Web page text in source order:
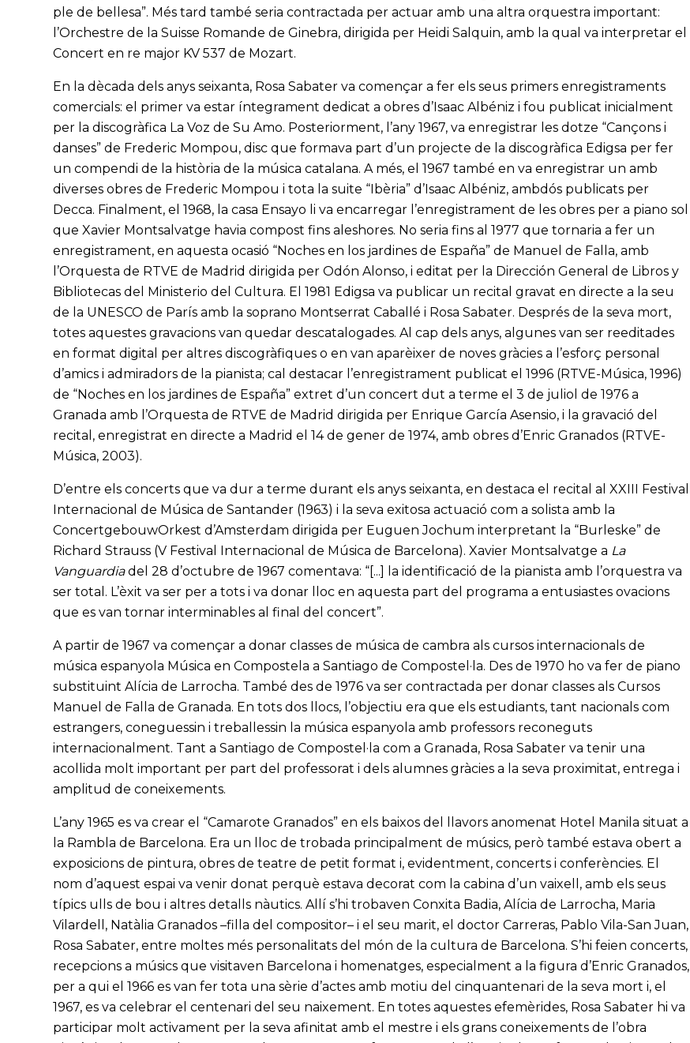
ple de bellesa”. Més tard també seria contractada per actuar amb una altra orquestra important:
l’Orchestre de la Suisse Romande de Ginebra, dirigida per Heidi Salquin, amb la qual va interpretar el
Concert en re major KV 537 de Mozart.
En la dècada dels anys seixanta, Rosa Sabater va començar a fer els seus primers enregistraments
comercials: el primer va estar íntegrament dedicat a obres d’Isaac Albéniz i fou publicat inicialment
per la discogràfica La Voz de Su Amo. Posteriorment, l’any 1967, va enregistrar les dotze “Cançons i
danses” de Frederic Mompou, disc que formava part d’un projecte de la discogràfica Edigsa per fer
un compendi de la història de la música catalana. A més, el 1967 també en va enregistrar un amb
diverses obres de Frederic Mompou i tota la suite “Ibèria” d’Isaac Albéniz, ambdós publicats per
Decca. Finalment, el 1968, la casa Ensayo li va encarregar l’enregistrament de les obres per a piano sol
que Xavier Montsalvatge havia compost fins aleshores. No seria fins al 1977 que tornaria a fer un
enregistrament, en aquesta ocasió “Noches en los jardines de España” de Manuel de Falla, amb
l’Orquesta de RTVE de Madrid dirigida per Odón Alonso, i editat per la Dirección General de Libros y
Bibliotecas del Ministerio del Cultura. El 1981 Edigsa va publicar un recital gravat en directe a la seu
de la UNESCO de París amb la soprano Montserrat Caballé i Rosa Sabater. Després de la seva mort,
totes aquestes gravacions van quedar descatalogades. Al cap dels anys, algunes van ser reeditades
en format digital per altres discogràfiques o en van aparèixer de noves gràcies a l’esforç personal
d’amics i admiradors de la pianista; cal destacar l’enregistrament publicat el 1996 (RTVE-Música, 1996)
de “Noches en los jardines de España” extret d’un concert dut a terme el 3 de juliol de 1976 a
Granada amb l’Orquesta de RTVE de Madrid dirigida per Enrique García Asensio, i la gravació del
recital, enregistrat en directe a Madrid el 14 de gener de 1974, amb obres d’Enric Granados (RTVE-
Música, 2003).
D’entre els concerts que va dur a terme durant els anys seixanta, en destaca el recital al XXIII Festival
Internacional de Música de Santander (1963) i la seva exitosa actuació com a solista amb la
ConcertgebouwOrkest d’Amsterdam dirigida per Euguen Jochum interpretant la “Burleske” de
Richard Strauss (V Festival Internacional de Música de Barcelona). Xavier Montsalvatge a La
Vanguardiadel 28 d’octubre de 1967 comentava: “[...] la identificació de la pianista amb l’orquestra va
ser total. L’èxit va ser per a tots i va donar lloc en aquesta part del programa a entusiastes ovacions
que es van tornar interminables al final del concert”.
A partir de 1967 va començar a donar classes de música de cambra als cursos internacionals de
música espanyola Música en Compostela a Santiago de Compostel·la. Des de 1970 ho va fer de piano
substituint Alícia de Larrocha. També des de 1976 va ser contractada per donar classes als Cursos
Manuel de Falla de Granada. En tots dos llocs, l’objectiu era que els estudiants, tant nacionals com
estrangers, coneguessin i treballessin la música espanyola amb professors reconeguts
internacionalment. Tant a Santiago de Compostel·la com a Granada, Rosa Sabater va tenir una
acollida molt important per part del professorat i dels alumnes gràcies a la seva proximitat, entrega i
amplitud de coneixements.
L’any 1965 es va crear el “Camarote Granados” en els baixos del llavors anomenat Hotel Manila situat a
la Rambla de Barcelona. Era un lloc de trobada principalment de músics, però també estava obert a
exposicions de pintura, obres de teatre de petit format i, evidentment, concerts i conferències. El
nom d’aquest espai va venir donat perquè estava decorat com la cabina d’un vaixell, amb els seus
típics ulls de bou i altres detalls nàutics. Allí s’hi trobaven Conxita Badia, Alícia de Larrocha, Maria
Vilardell, Natàlia Granados –filla del compositor– i el seu marit, el doctor Carreras, Pablo Vila-San Juan,
Rosa Sabater, entre moltes més personalitats del món de la cultura de Barcelona. S’hi feien concerts,
recepcions a músics que visitaven Barcelona i homenatges, especialment a la figura d’Enric Granados,
per a qui el 1966 es van fer tota una sèrie d’actes amb motiu del cinquantenari de la seva mort i, el
1967, es va celebrar el centenari del seu naixement. En totes aquestes efemèrides, Rosa Sabater hi va
participar molt activament per la seva afinitat amb el mestre i els grans coneixements de l’obra